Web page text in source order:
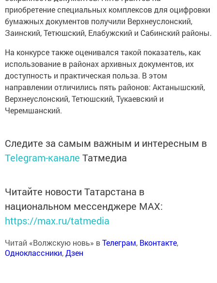
приобретение специальных комплексов для оцифровки
бумажных документов получили Верхнеуслонский,
Заинский, Тетюшский, Елабужский и Сабинский районы.
На конкурсе также оценивался такой показатель, как
использование в районах архивных документов, их
доступность и практическая польза. В этом
направлении отличились пять районов: Актанышский,
Верхнеуслонский, Тетюшский, Тукаевский и
Черемшанский.
Следите за самым важным и интересным в
Telegram-канале Татмедиа
Читайте новости Татарстана в
национальном мессенджере MАХ:
https://max.ru/tatmedia
Читай «Волжскую новь» вТелеграм, Вконтакте,
Одноклассники,Дзен